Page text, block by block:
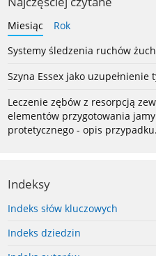
Miesiąc
Rok
Systemy śledzenia ruchów
Szyna Essex jako
Leczenie zębów z resorpcją
elementów przygotowania
protetycznego - opis przypadku.
Indeksy
Indeks słów kluczowych
Indeks dziedzin